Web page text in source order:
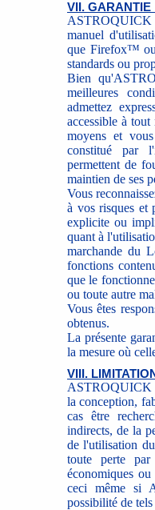
VII. GARANTIE
ASTROQUICK
manuel
que Firefox™ ou
standards ou
Bien
meilleures
admettez
accessible à
moyens et
constitué par
permettent de
maintien de ses
Vous
à vos risques et
explicite ou
quant à
marchande du
fonctions
que le
ou toute autre
Vous êtes
obtenus.
La présente
la mesure où
VIII.
ASTROQUICK
la conception,
cas être
indirects, de la
de l'utilisation
toute perte par
économiques
ceci même si
possibilité de